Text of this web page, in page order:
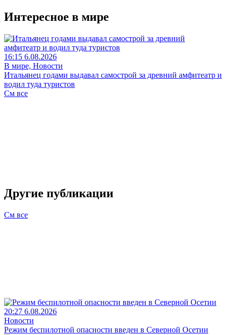
Интересное в мире
16:15 6.08.2026
В мире, Новости
Итальянец годами выдавал самострой за древний амфитеатр и
водил туда туристов
См все
Другие публикации
См все
20:27 6.08.2026
Новости
Режим беспилотной опасности введен в Северной Осетии